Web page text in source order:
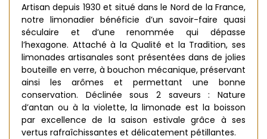
Artisan depuis 1930 et situé dans le Nord de la France,
notre limonadier bénéficie d’un savoir-faire quasi
séculaire et d’une renommée qui dépasse
l’hexagone. Attaché à la Qualité et la Tradition, ses
limonades artisanales sont présentées dans de jolies
bouteille en verre, à bouchon mécanique, préservant
ainsi les arômes et permettant une bonne
conservation. Déclinée sous 2 saveurs : Nature
d’antan ou à la violette, la limonade est la boisson
par excellence de la saison estivale grâce à ses
vertus rafraîchissantes et délicatement pétillantes.